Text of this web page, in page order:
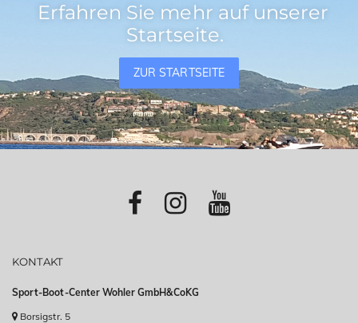
Erfahren Sie mehr auf unserer
Startseite.
ZUR STARTSEITE
KONTAKT
Sport-Boot-Center Wohler GmbH&CoKG
Borsigstr. 5